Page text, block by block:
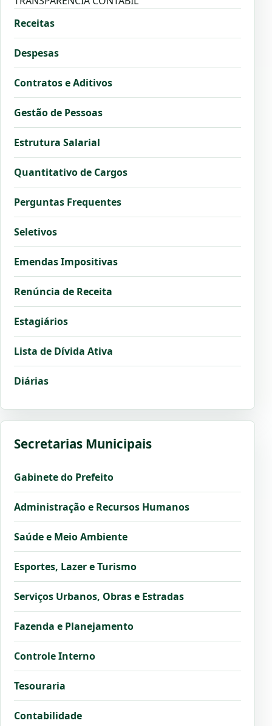
Receitas
Despesas
Contratos e Aditivos
Gestão de Pessoas
Estrutura Salarial
Quantitativo de Cargos
Perguntas Frequentes
Seletivos
Emendas Impositivas
Renúncia de Receita
Estagiários
Lista de Dívida Ativa
Diárias
Secretarias Municipais
Gabinete do Prefeito
Administração e Recursos Humanos
Saúde e Meio Ambiente
Esportes, Lazer e Turismo
Serviços Urbanos, Obras e Estradas
Fazenda e Planejamento
Controle Interno
Tesouraria
Contabilidade